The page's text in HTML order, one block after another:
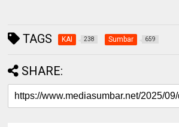
TAGS KAI 238 Sumbar 659
SHARE: